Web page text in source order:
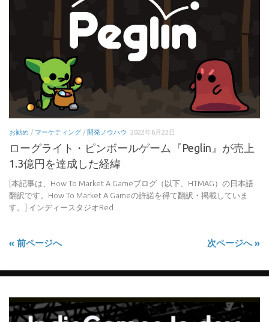
お勧め / マーケティング /開発ノウハウ 2022年6月22日
ローグライト・ピンボールゲーム『Peglin』が売上
1.3億円を達成した経緯
[本記事は、How To Market A Gameブログ（以下、HTMAG）の日本語
翻訳です。How To Market A Gameの許諾を得て翻訳・掲載していま
す。] インディースタジオRed ...
« 前ページへ 次ページへ »